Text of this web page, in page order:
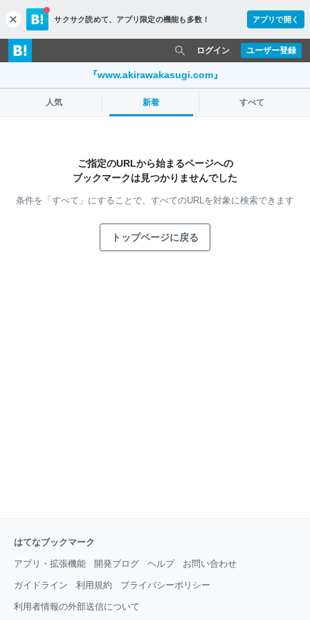
c
l
o
s
サクサク読めて、 アプリ限定の機能も多数！ アプリで開く
ユーザー登録
ログイン
『www.akirawakasugi.com』
人気 新着 すべて
ご指定のURLから始まるページへの
ブックマークは見つかりませんでした
条件を「すべて」にすることで、 すべてのURLを対象に検索できます
トップページに戻る
はてなブックマーク
アプリ・拡張機能 開発ブログ ヘルプ お問い合わせ
ガイドライン 利用規約 プライバシーポリシー
利用者情報の外部送信について